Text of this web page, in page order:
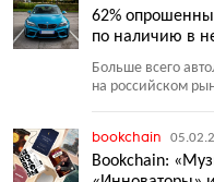
62%
по наличию в
Больше всего
на российском
bookchain
Bookchain: